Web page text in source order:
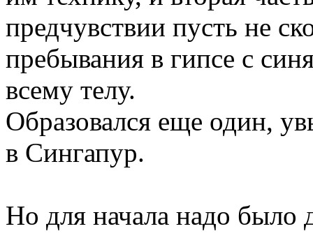
предчувствии пусть не
пребывания в гипсе с
всему телу.
Образовался еще один,
в Сингапур.
Но для начала надо было